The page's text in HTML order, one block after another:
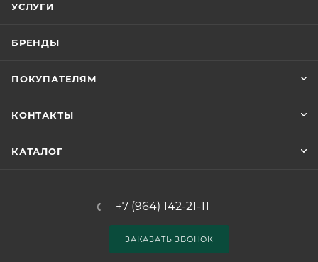
УСЛУГИ
БРЕНДЫ
ПОКУПАТЕЛЯМ
КОНТАКТЫ
КАТАЛОГ
+7 (964) 142-21-11
ЗАКАЗАТЬ ЗВОНОК